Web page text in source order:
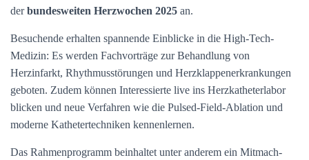
derbundesweiten Herzwochen 2025 an.
Besuchende erhalten spannende Einblicke in die High-Tech-
Medizin: Es werden Fachvorträge zur Behandlung von
Herzinfarkt, Rhythmusstörungen und Herzklappenerkrankungen
geboten. Zudem können Interessierte live ins Herzkatheterlabor
blicken und neue Verfahren wie die Pulsed-Field-Ablation und
moderne Kathetertechniken kennenlernen.
Das Rahmenprogramm beinhaltet unter anderem ein Mitmach-